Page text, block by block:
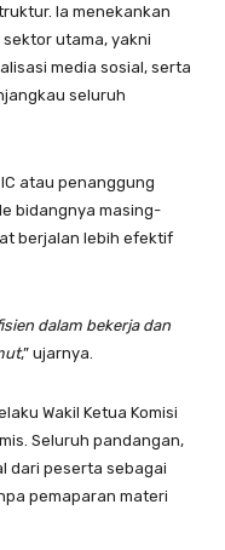
Ia menekankan
utama, yakni
media sosial, serta
seluruh
atau penanggung
bidangnya masing-
berjalan lebih efektif
dalam bekerja dan
,” ujarnya.
Wakil Ketua Komisi
Seluruh pandangan,
dari peserta sebagai
pemaparan materi